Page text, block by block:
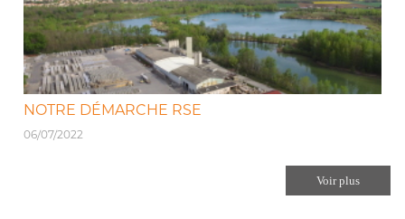
NOTRE DÉMARCHE RSE
06/07/2022
Voir plus